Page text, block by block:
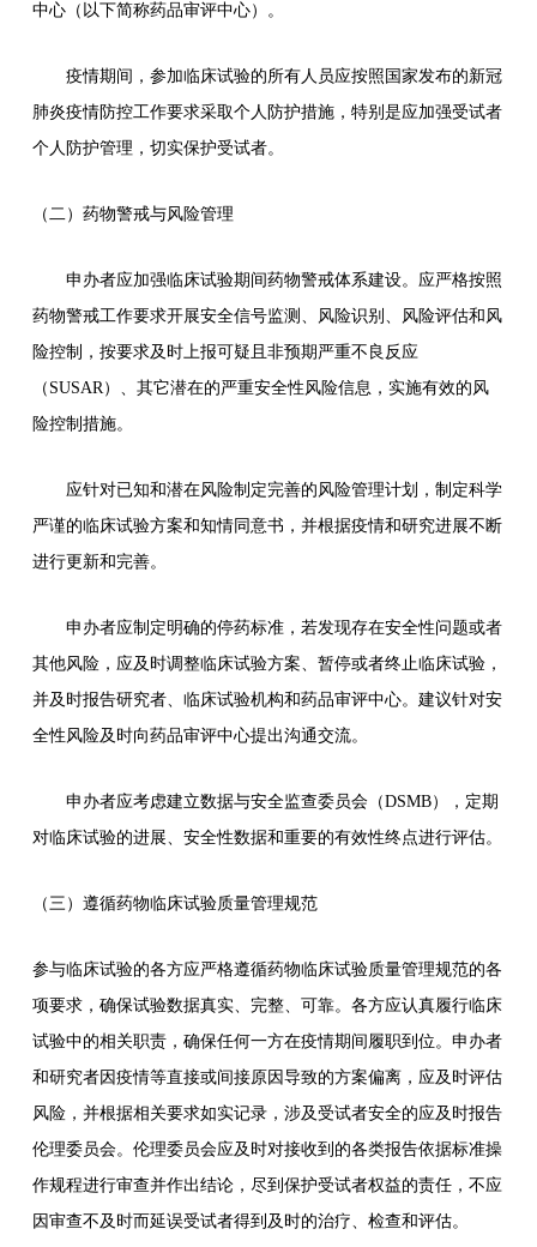
中心（以下简称药品审评中心）。
疫情期间，参加临床试验的所有人员应按照国家发布的新冠
肺炎疫情防控工作要求采取个人防护措施，特别是应加强受试者
个人防护管理，切实保护受试者。
（二）药物警戒与风险管理
申办者应加强临床试验期间药物警戒体系建设。应严格按照
药物警戒工作要求开展安全信号监测、风险识别、风险评估和风
险控制，按要求及时上报可疑且非预期严重不良反应
（SUSAR）、其它潜在的严重安全性风险信息，实施有效的风
险控制措施。
应针对已知和潜在风险制定完善的风险管理计划，制定科学
严谨的临床试验方案和知情同意书，并根据疫情和研究进展不断
进行更新和完善。
申办者应制定明确的停药标准，若发现存在安全性问题或者
其他风险，应及时调整临床试验方案、暂停或者终止临床试验，
并及时报告研究者、临床试验机构和药品审评中心。建议针对安
全性风险及时向药品审评中心提出沟通交流。
申办者应考虑建立数据与安全监查委员会（DSMB），定期
对临床试验的进展、安全性数据和重要的有效性终点进行评估。
（三）遵循药物临床试验质量管理规范
参与临床试验的各方应严格遵循药物临床试验质量管理规范的各
项要求，确保试验数据真实、完整、可靠。各方应认真履行临床
试验中的相关职责，确保任何一方在疫情期间履职到位。申办者
和研究者因疫情等直接或间接原因导致的方案偏离，应及时评估
风险，并根据相关要求如实记录，涉及受试者安全的应及时报告
伦理委员会。伦理委员会应及时对接收到的各类报告依据标准操
作规程进行审查并作出结论，尽到保护受试者权益的责任，不应
因审查不及时而延误受试者得到及时的治疗、检查和评估。